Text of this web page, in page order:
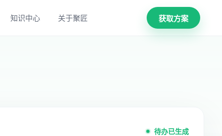
知识中心 关于聚匠 获取方案
待办已生成